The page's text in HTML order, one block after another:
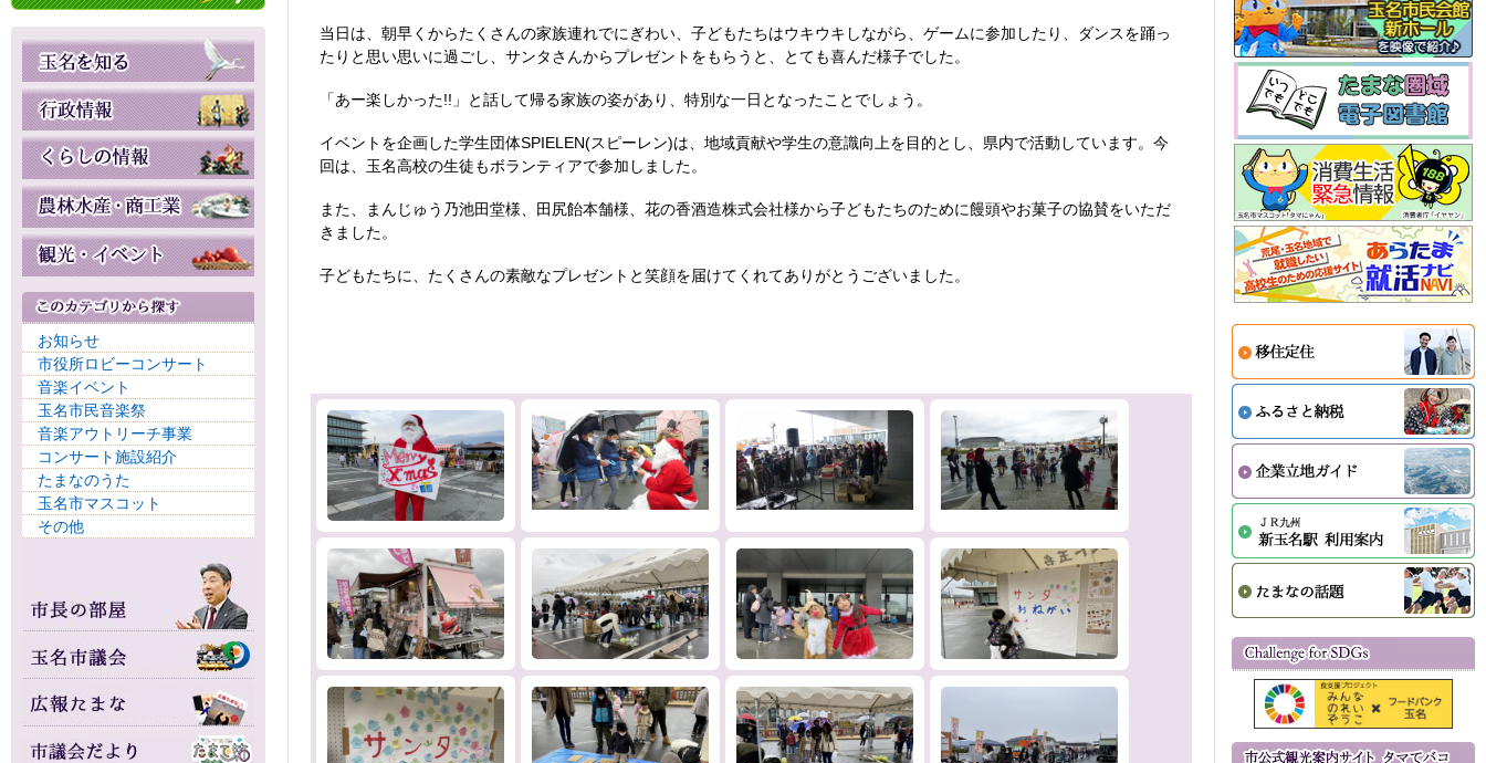
お知らせ
市役所ロビーコンサート
音楽イベント
玉名市民音楽祭
音楽アウトリーチ事業
コンサート施設紹介
たまなのうた
玉名市マスコット
その他
当日は、朝早くからたくさんの家族連れでにぎわい、子どもたちはウキウキしながら、ゲームに参加したり、ダンスを踊っ
たりと思い思いに過ごし、サンタさんからプレゼントをもらうと、とても喜んだ様子でした。
「あー楽しかった!!」と話して帰る家族の姿があり、特別な一日となったことでしょう。
イベントを企画した学生団体SPIELEN(スピーレン)は、地域貢献や学生の意識向上を目的とし、県内で活動しています。今
回は、玉名高校の生徒もボランティアで参加しました。
また、まんじゅう乃池田堂様、田尻飴本舗様、花の香酒造株式会社様から子どもたちのために饅頭やお菓子の協賛をいただ
きました。
子どもたちに、たくさんの素敵なプレゼントと笑顔を届けてくれてありがとうございました。